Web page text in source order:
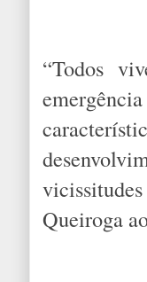
“Todos
Queiroga